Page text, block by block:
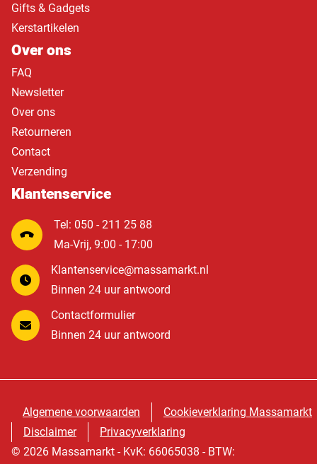
Gifts & Gadgets
Kerstartikelen
Over ons
FAQ
Newsletter
Over ons
Retourneren
Contact
Verzending
Klantenservice
Tel: 050 - 211 25 88
Ma-Vrij, 9:00 - 17:00
Klantenservice@massamarkt.nl
Binnen 24 uur antwoord
Contactformulier
Binnen 24 uur antwoord
Algemene voorwaarden
Cookieverklaring Massamarkt
Disclaimer
Privacyverklaring
© 2026 Massamarkt - KvK: 66065038 - BTW: